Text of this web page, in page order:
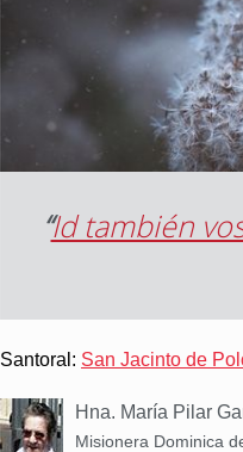
“Id también
Santoral: San Jacinto de
Hna. María Pilar
Misionera Dominica